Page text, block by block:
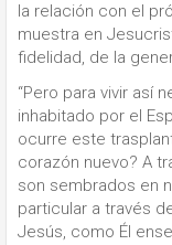
la relación con el
muestra en
fidelidad, de la
“Pero para vivir así
inhabitado por el
ocurre este
corazón nuevo? A
son sembrados en
particular a través
Jesús, como Él